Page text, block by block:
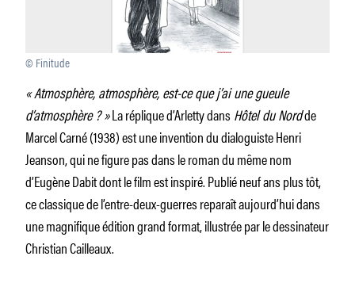
© Finitude
« Atmosphère, atmosphère, est-ce que j’ai une gueule
d’atmosphère ? »La réplique d’Arletty dansHôtel du Nordde
Marcel Carné (1938) est une invention du dialoguiste Henri
Jeanson, qui ne figure pas dans le roman du même nom
d’Eugène Dabit dont le film est inspiré. Publié neuf ans plus tôt,
ce classique de l’entre-deux-guerres reparaît aujourd’hui dans
une magnifique édition grand format, illustrée par le dessinateur
Christian Cailleaux.